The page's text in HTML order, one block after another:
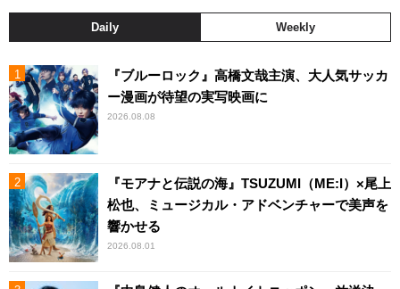
Daily Weekly
『ブルーロック』高橋文哉主演、大人気サッカ
ー漫画が待望の実写映画に
2026.08.08
『モアナと伝説の海』TSUZUMI（ME:I）×尾上
松也、ミュージカル・アドベンチャーで美声を
響かせる
2026.08.01